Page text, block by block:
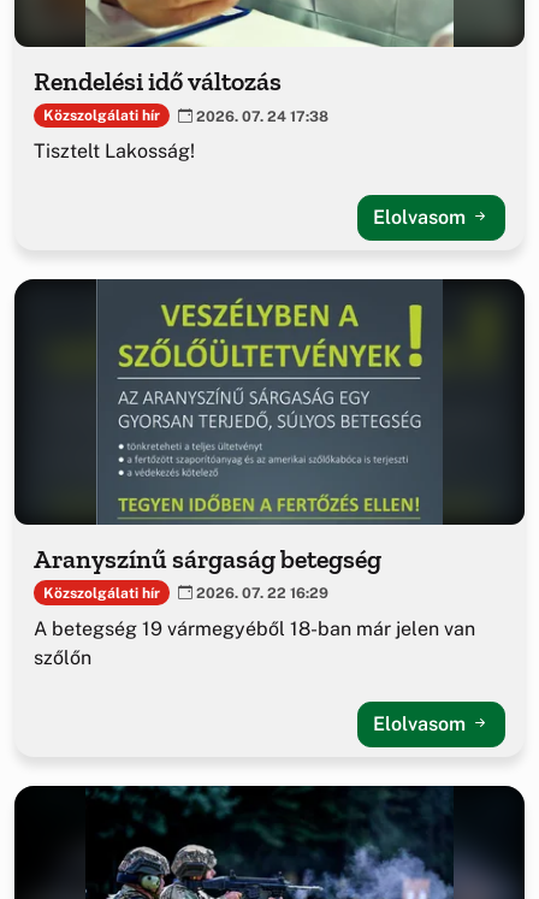
Rendelési idő változás
Közszolgálati hír 2026. 07. 24 17:38
Tisztelt Lakosság!
Elolvasom
Aranyszínű sárgaság betegség
Közszolgálati hír 2026. 07. 22 16:29
A betegség 19 vármegyéből 18-ban már jelen van
szőlőn
Elolvasom